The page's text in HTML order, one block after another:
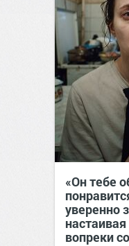
«Он тебе
уверенно
вопреки